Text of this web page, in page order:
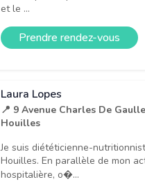
et le ...
Prendre rendez-vous
Laura Lopes
📍 9 Avenue Charles De
Houilles
Je suis diététicienne-
Houilles. En parallèle de mon
hospitalière, o�...